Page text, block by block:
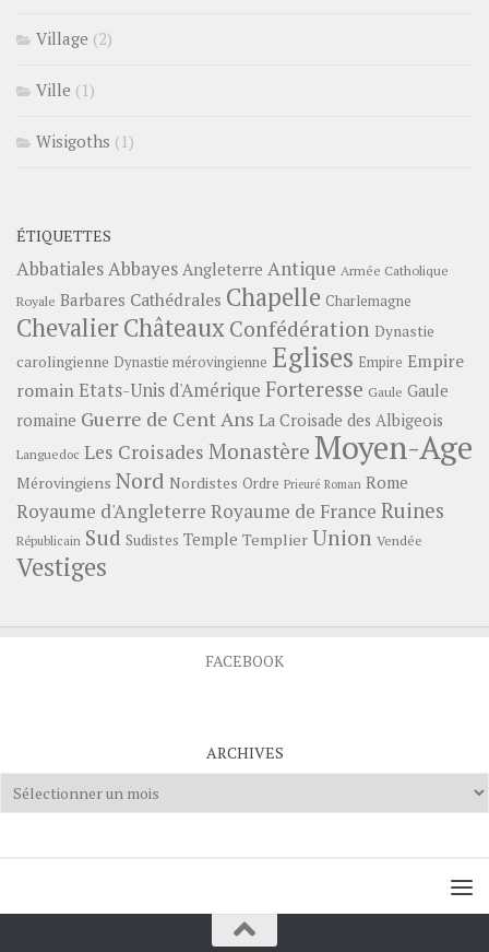
Village (2)
Ville (1)
Wisigoths (1)
ÉTIQUETTES
AbbatialesAbbayes Angleterre Antique Armée Catholique
Royale Barbares Cathédrales Chapelle Charlemagne
ChevalierChâteauxConfédération Dynastie
carolingienne Dynastie mérovingienne Eglises Empire Empire
romainEtats-Unis d'Amérique Forteresse Gaule Gaule
romaine Guerre de Cent Ans La Croisade des Albigeois
Languedoc Les Croisades Monastère Moyen-Age
Mérovingiens Nord Nordistes Ordre Prieuré Roman Rome
Royaume d'Angleterre Royaume de France Ruines
Républicain Sud Sudistes Temple Templier Union Vendée
Vestiges
FACEBOOK
ARCHIVES
Archives